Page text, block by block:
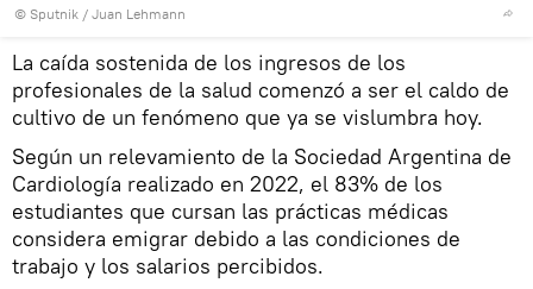
© Sputnik / Juan Lehmann
La caída sostenida de los ingresos de los
profesionales de la salud comenzó a ser el caldo de
cultivo de un fenómeno que ya se vislumbra hoy.
Según un relevamiento de la Sociedad Argentina de
Cardiología realizado en 2022, el 83% de los
estudiantes que cursan las prácticas médicas
considera emigrar debido a las condiciones de
trabajo y los salarios percibidos.